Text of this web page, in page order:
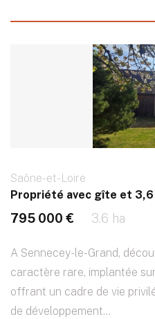
Saône-et-Loire
Propriété avec gîte et 3,6
795 000 € 3.6 ha
A Sennecey-le-Grand,
caractère rare, implantée
offrant un cadre de vie
de développement...